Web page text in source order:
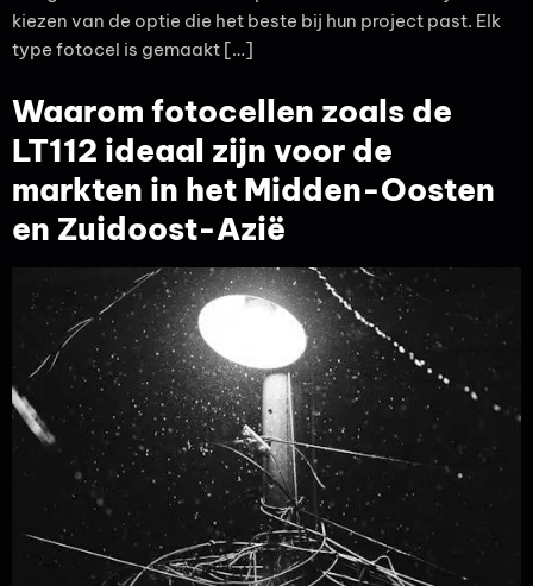
kiezen van de optie die het beste bij hun project past. Elk
type fotocel is gemaakt […]
Waarom fotocellen zoals de
LT112 ideaal zijn voor de
markten in het Midden-Oosten
en Zuidoost-Azië